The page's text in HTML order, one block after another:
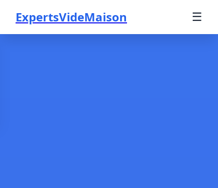
ExpertsVideMaison ☰